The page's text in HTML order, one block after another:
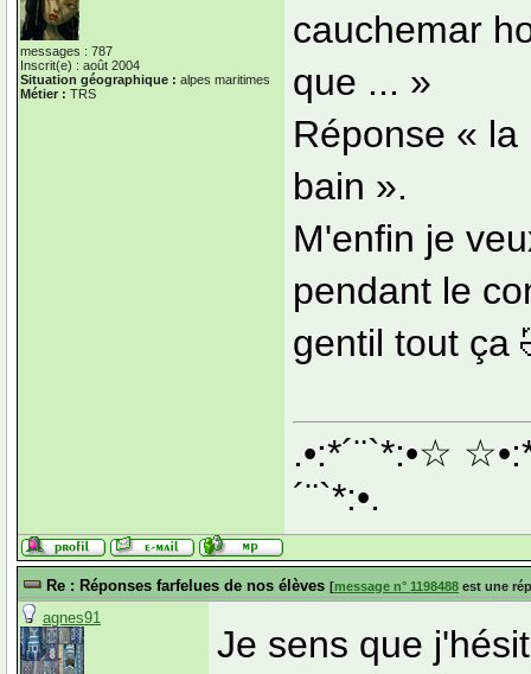
messages : 787
Inscrit(e) : août 2004
Situation géographique : alpes maritimes
Métier : TRS
cauchemar
que ... »
Réponse «
bain ».
M'enfin je
pendant le
gentil tout ça
.•:*´¨`*:•☆
´¨`*:•.
Re : Réponses farfelues de nos élèves [message n° 1198488 est une
agnes91
Je sens que